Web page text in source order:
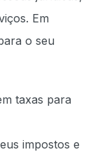
Em
o seu
taxas para
impostos e